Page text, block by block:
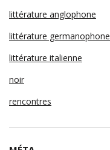
littérature anglophone
littérature germanophone
littérature italienne
noir
rencontres